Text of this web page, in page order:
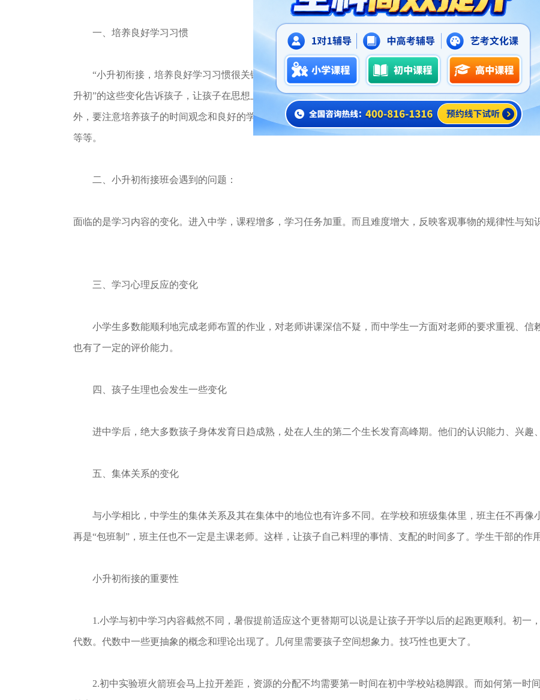
一、培养良好学习习惯
“小升初衔接，培养良好学习习惯很关键，而习惯的培养需要家长和学生共同努力。”作为家长，要及时了
升初”的这些变化告诉孩子，让孩子在思想上和心理上有所准备。同时还要与孩子有良好的沟通，及时了解孩
外，要注意培养孩子的时间观念和良好的学习习惯，帮助孩子提高时间利用效率，指导孩子养成预习的习惯
等等。
二、小升初衔接班会遇到的问题：
面临的是学习内容的变化。进入中学，课程增多，学习任务加重。而且难度增大，反映客观事物的规律性与知
三、学习心理反应的变化
小学生多数能顺利地完成老师布置的作业，对老师讲课深信不疑，而中学生一方面对老师的要求重视、信
也有了一定的评价能力。
四、孩子生理也会发生一些变化
进中学后，绝大多数孩子身体发育日趋成熟，处在人生的第二个生长发育高峰期。他们的认识能力、兴趣
五、集体关系的变化
与小学相比，中学生的集体关系及其在集体中的地位也有许多不同。在学校和班级集体里，班主任不再像
再是“包班制”，班主任也不一定是主课老师。这样，让孩子自己料理的事情、支配的时间多了。学生干部的作
小升初衔接的重要性
1.小学与初中学习内容截然不同，暑假提前适应这个更替期可以说是让孩子开学以后的起跑更顺利。初一
代数。代数中一些更抽象的概念和理论出现了。几何里需要孩子空间想象力。技巧性也更大了。
2.初中实验班火箭班会马上拉开差距，资源的分配不均需要第一时间在初中学校站稳脚跟。而如何第一时